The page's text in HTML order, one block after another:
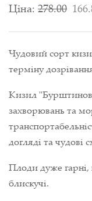
Ціна: 278.00
Чудовий сорт
терміну
Кизил
захворювань та
догляді та чудові
Плоди дуже гарні,
блискучі.